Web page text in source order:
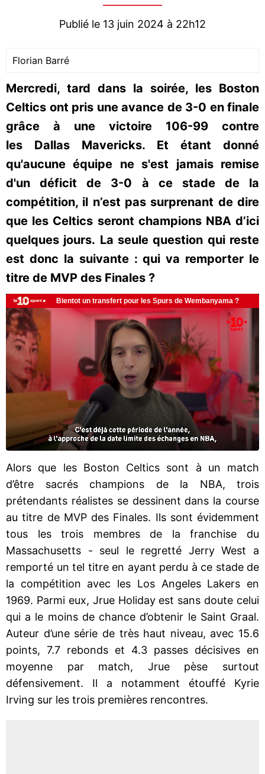
Publié le 13 juin 2024 à 22h12
Florian Barré
Mercredi, tard dans la soirée, les Boston
Celtics ont pris une avance de 3-0 en finale
grâce à une victoire 106-99 contre
les Dallas Mavericks. Et étant donné
qu'aucune équipe ne s'est jamais remise
d'un déficit de 3-0 à ce stade de la
compétition, il n’est pas surprenant de dire
que les Celtics seront champions NBA d’ici
quelques jours. La seule question qui reste
est donc la suivante : qui va remporter le
titre de MVP des Finales ?
Alors que les Boston Celtics sont à un match
d’être sacrés champions de la NBA, trois
prétendants réalistes se dessinent dans la course
au titre de MVP des Finales. Ils sont évidemment
tous les trois membres de la franchise du
Massachusetts - seul le regretté Jerry West a
remporté un tel titre en ayant perdu à ce stade de
la compétition avec les Los Angeles Lakers en
1969. Parmi eux, Jrue Holiday est sans doute celui
qui a le moins de chance d’obtenir le Saint Graal.
Auteur d’une série de très haut niveau, avec 15.6
points, 7.7 rebonds et 4.3 passes décisives en
moyenne par match, Jrue pèse surtout
défensivement. Il a notamment étouffé Kyrie
Irving sur les trois premières rencontres.